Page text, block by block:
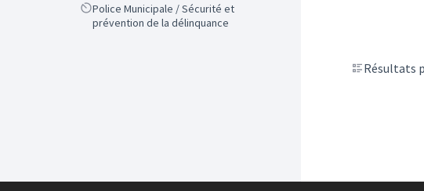
Scope
Police Municipale / Sécurité et
prévention de la délinquance
Résultats